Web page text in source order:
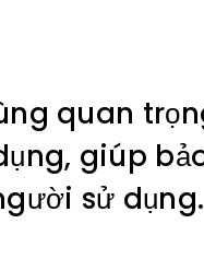
quan
giúp
sử dụng.